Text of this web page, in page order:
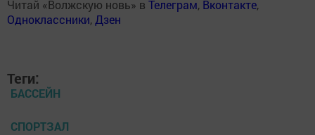
Читай «Волжскую новь» в Телеграм, Вконтакте,
Одноклассники,Дзен
Теги:
БАССЕЙН
СПОРТЗАЛ